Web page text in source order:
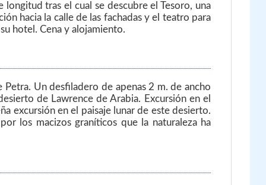
tras el cual se descubre el Tesoro, una
hacia la calle de las fachadas y el teatro para
hotel. Cena y alojamiento.
Un desfiladero de apenas 2 m. de ancho
de Lawrence de Arabia. Excursión en el
excursión en el paisaje lunar de este desierto.
los macizos graníticos que la naturaleza ha